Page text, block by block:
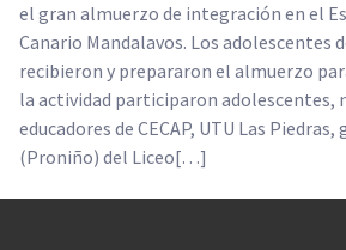
CURSOS
ESPACIO LÚDICO
PROMOTORES CULTURALES
VARIETÉ
DONAR
CONTACTO
SEARCH
FOR:
el gran almuerzo de integración en el
Canario Mandalavos. Los adolescentes
recibieron y prepararon el almuerzo
la actividad participaron adolescentes,
educadores de CECAP, UTU Las
(Proniño) del Liceo[…]